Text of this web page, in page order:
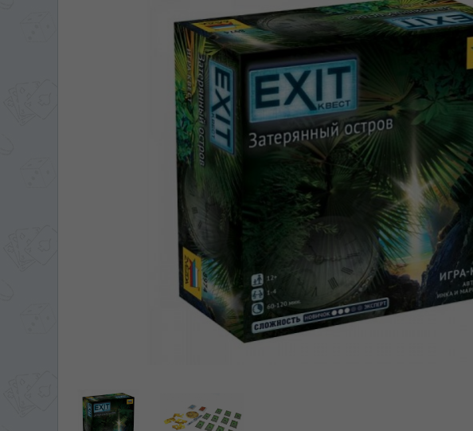
ЯЗЫК САЙТА / LIMBA SITE-ULUI
На каком языке Вы хотите просматривать наш
*Если вы хотите переключить язык сайта, то это можно